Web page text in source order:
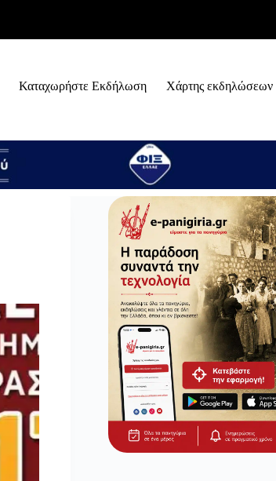
Καταχωρήστε Εκδήλωση Χάρτης εκδηλώσεων